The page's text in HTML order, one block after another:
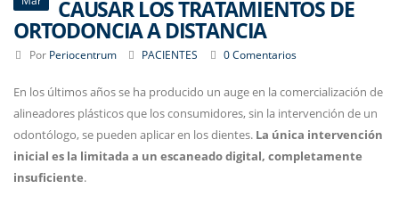
CAUSAR LOS TRATAMIENTOS DE
ORTODONCIA A DISTANCIA
Por Periocentrum PACIENTES 0 Comentarios
En los últimos años se ha producido un auge en la comercialización de
alineadores plásticos que los consumidores, sin la intervención de un
odontólogo, se pueden aplicar en los dientes. La única intervención
inicial es la limitada a un escaneado digital, completamente
insuficiente.